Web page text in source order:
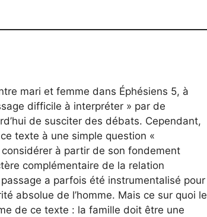
mari et femme dans Éphésiens 5, à
difficile à interpréter » par de
de susciter des débats. Cependant,
texte à une simple question «
considérer à partir de son fondement
complémentaire de la relation
a parfois été instrumentalisé pour
absolue de l’homme. Mais ce sur quoi le
de ce texte : la famille doit être une